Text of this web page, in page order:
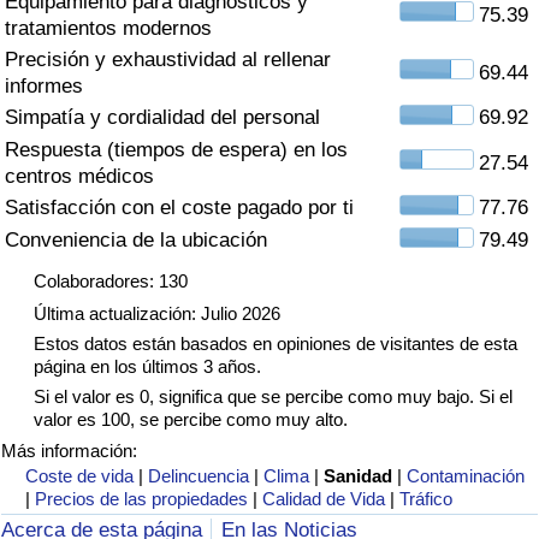
tratamientos modernos
75.39
Precisión y exhaustividad al rellenar
informes
69.44
Simpatía y cordialidad del personal
69.92
Respuesta (tiempos de espera) en los
centros médicos
27.54
Satisfacción con el coste pagado por ti
77.76
Conveniencia de la ubicación
79.49
Colaboradores: 130
Última actualización: Julio 2026
Estos datos están basados en opiniones de visitantes de esta
página en los últimos 3 años.
Si el valor es 0, significa que se percibe como muy bajo. Si el
valor es 100, se percibe como muy alto.
Más información:
Coste de vida | Delincuencia |Clima |Sanidad |Contaminación
| Precios de las propiedades |Calidad de Vida |Tráfico
Acerca de esta página En las Noticias
Índice de criminalidad por país
Sanidad
Índice de Sanidad (Actual)
Índice de Sanidad
Contaminación
Índice de Contaminación (Actual)
Índice de contaminación
Índice de Contaminación por País